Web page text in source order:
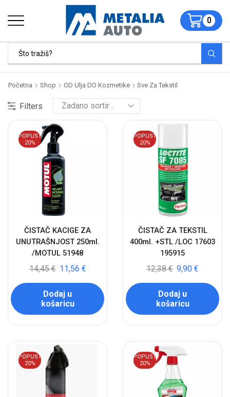
0
Početna Shop OD Ulja DO Kozmetike Sve Za Tekstil
Filters
POPUST
20%
ČISTAČ KACIGE ZA
UNUTRAŠNJOST 250ml.
/MOTUL 51948
14,45€ 11,56 €
Dodaj u
košaricu
POPUST
20%
ČISTAČ ZA TEKSTIL
400ml. +STL /LOC 17603
195915
12,38€ 9,90 €
Dodaj u
košaricu
POPUST
20%
POPUST
20%